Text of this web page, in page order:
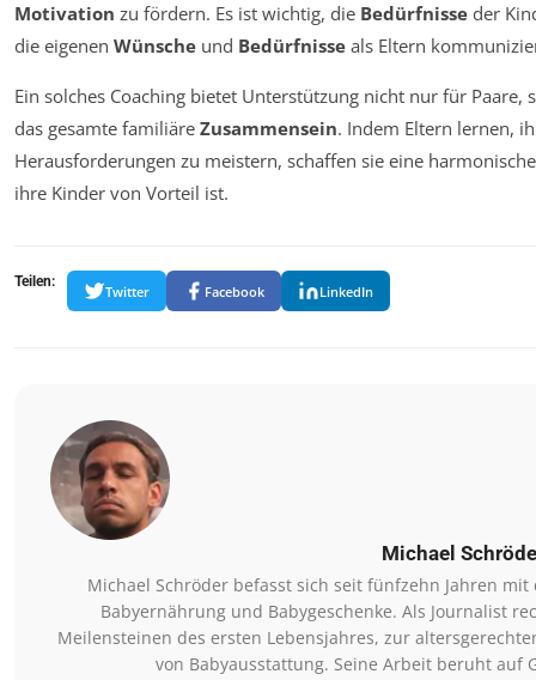
Motivation zu fördern. Es ist wichtig, die Bedürfnisse der
die eigenen Wünsche und Bedürfnisse als Eltern
Ein solches Coaching bietet Unterstützung nicht nur für
das gesamte familiäre Zusammensein. Indem Eltern lernen,
Herausforderungen zu meistern, schaffen sie eine
ihre Kinder von Vorteil ist.
Teilen:
Twitter Facebook LinkedIn
Michael
Michael Schröder befasst sich seit fünfzehn Jahren
Babyernährung und Babygeschenke. Als Journalist
Meilensteinen des ersten Lebensjahres, zur
von Babyausstattung. Seine Arbeit beruht auf